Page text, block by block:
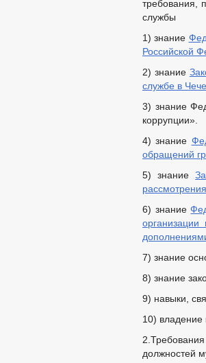
требования,
службы
1) знание
Российской
2) знание
службе в
3) знание
коррупции».
4) знание
обращений
5) знание
6) знание
7) знание
8) знание
9) навыки,
10) владение
должностей